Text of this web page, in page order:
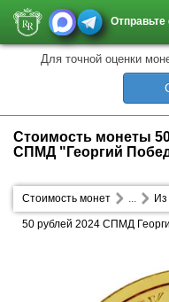
Для точной оценки
Стоимость монеты
СПМД "Георгий
Стоимость монет ...
50 рублей 2024 СПМД